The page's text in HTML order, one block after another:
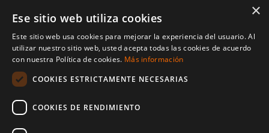
×
Ese sitio web utiliza cookies
Este sitio web usa cookies para mejorar la experiencia del usuario. Al
utilizar nuestro sitio web, usted acepta todas las cookies de acuerdo
con nuestra Política de cookies. Más información
COOKIES ESTRICTAMENTE NECESARIAS
COOKIES DE RENDIMIENTO